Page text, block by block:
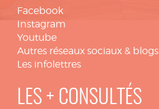
Facebook
Instagram
Youtube
Autres réseaux sociaux & blogs
Les infolettres
LES + CONSULTÉS